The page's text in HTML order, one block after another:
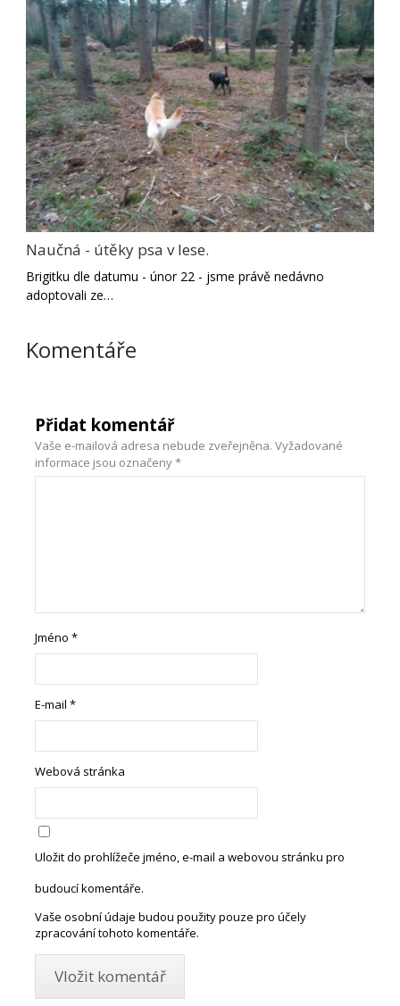
Naučná - útěky psa v lese.
Brigitku dle datumu - únor 22 - jsme právě nedávno
adoptovali ze…
Komentáře
Přidat komentář
Vaše e-mailová adresa nebude zveřejněna. Vyžadované
informace jsou označeny*
Jméno*
E-mail*
Webová stránka
Uložit do prohlížeče jméno, e-mail a webovou stránku pro
budoucí komentáře.
Vaše osobní údaje budou použity pouze pro účely
zpracování tohoto komentáře.